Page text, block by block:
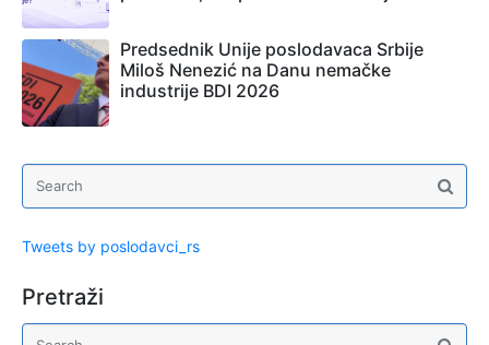
Predsednik Unije poslodavaca Srbije
Miloš Nenezić na Danu nemačke
industrije BDI 2026
Tweets by poslodavci_rs
Pretraži